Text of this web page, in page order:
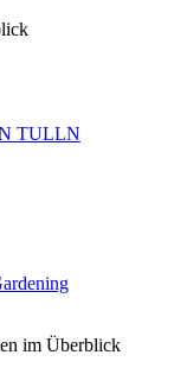
TULLN
im Überblick